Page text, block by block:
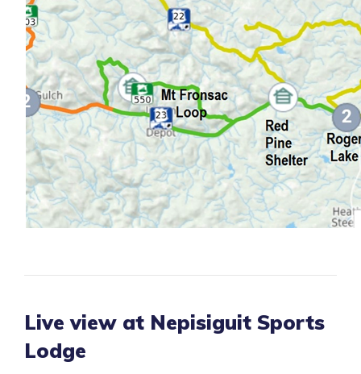
Live view at Nepisiguit Sports
Lodge